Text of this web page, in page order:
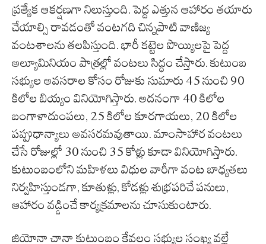
ప్రత్యేక ఆకర్షణగా నిలుస్తుంది. పెద్ద ఎత్తున ఆహారం తయారు
చేయాల్సి రావడంతో వంటగది చిన్నపాటి వాణిజ్య
వంటశాలను తలపిస్తుంది. భారీ కట్టెల పొయ్యిలపై పెద్ద
అల్యూమినియం పాత్రల్లో వంటలు సిద్ధం చేస్తారు. కుటుంబ
సభ్యుల అవసరాల కోసం రోజుకు సుమారు 45 నుంచి 90
కిలోల బియ్యం వినియోగిస్తారు. అదనంగా 40 కిలోల
బంగాళాదుంపలు, 25 కిలోల కూరగాయలు, 20 కిలోల
పప్పుధాన్యాలు అవసరమవుతాయి. మాంసాహార వంటలు
చేసే రోజుల్లో 30 నుంచి 35 కోళ్లు కూడా వినియోగిస్తారు.
కుటుంబంలోని మహిళలు విధుల వారీగా వంట బాధ్యతలు
నిర్వహిస్తుండగా, కూతుళ్లు, కోడళ్లు శుభ్రపరిచే పనులు,
ఆహారం వడ్డించే కార్యక్రమాలను చూసుకుంటారు.
జియోనా చానా కుటుంబం కేవలం సభ్యుల సంఖ్య వల్లే